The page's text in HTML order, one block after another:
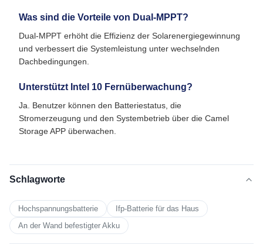
Was sind die Vorteile von Dual-MPPT?
Dual-MPPT erhöht die Effizienz der Solarenergiegewinnung
und verbessert die Systemleistung unter wechselnden
Dachbedingungen.
Unterstützt Intel 10 Fernüberwachung?
Ja. Benutzer können den Batteriestatus, die
Stromerzeugung und den Systembetrieb über die Camel
Storage APP überwachen.
Schlagworte
Hochspannungsbatterie
Ifp-Batterie für das Haus
An der Wand befestigter Akku